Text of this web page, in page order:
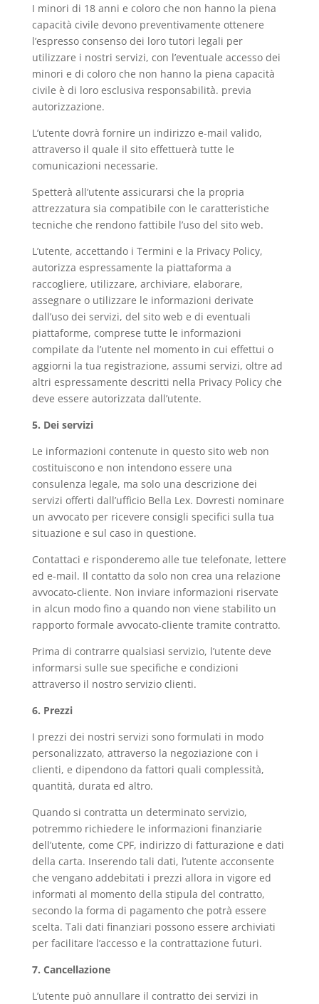
I minori di 18 anni e coloro che non hanno la piena
capacità civile devono preventivamente ottenere
l’espresso consenso dei loro tutori legali per
utilizzare i nostri servizi, con l’eventuale accesso dei
minori e di coloro che non hanno la piena capacità
civile è di loro esclusiva responsabilità. previa
autorizzazione.
L’utente dovrà fornire un indirizzo e-mail valido,
attraverso il quale il sito effettuerà tutte le
comunicazioni necessarie.
Spetterà all’utente assicurarsi che la propria
attrezzatura sia compatibile con le caratteristiche
tecniche che rendono fattibile l’uso del sito web.
L’utente, accettando i Termini e la Privacy Policy,
autorizza espressamente la piattaforma a
raccogliere, utilizzare, archiviare, elaborare,
assegnare o utilizzare le informazioni derivate
dall’uso dei servizi, del sito web e di eventuali
piattaforme, comprese tutte le informazioni
compilate da l’utente nel momento in cui effettui o
aggiorni la tua registrazione, assumi servizi, oltre ad
altri espressamente descritti nella Privacy Policy che
deve essere autorizzata dall’utente.
5. Dei servizi
Le informazioni contenute in questo sito web non
costituiscono e non intendono essere una
consulenza legale, ma solo una descrizione dei
servizi offerti dall’ufficio Bella Lex. Dovresti nominare
un avvocato per ricevere consigli specifici sulla tua
situazione e sul caso in questione.
Contattaci e risponderemo alle tue telefonate, lettere
ed e-mail. Il contatto da solo non crea una relazione
avvocato-cliente. Non inviare informazioni riservate
in alcun modo fino a quando non viene stabilito un
rapporto formale avvocato-cliente tramite contratto.
Prima di contrarre qualsiasi servizio, l’utente deve
informarsi sulle sue specifiche e condizioni
attraverso il nostro servizio clienti.
6. Prezzi
I prezzi dei nostri servizi sono formulati in modo
personalizzato, attraverso la negoziazione con i
clienti, e dipendono da fattori quali complessità,
quantità, durata ed altro.
Quando si contratta un determinato servizio,
potremmo richiedere le informazioni finanziarie
dell’utente, come CPF, indirizzo di fatturazione e dati
della carta. Inserendo tali dati, l’utente acconsente
che vengano addebitati i prezzi allora in vigore ed
informati al momento della stipula del contratto,
secondo la forma di pagamento che potrà essere
scelta. Tali dati finanziari possono essere archiviati
per facilitare l’accesso e la contrattazione futuri.
7. Cancellazione
L’utente può annullare il contratto dei servizi in